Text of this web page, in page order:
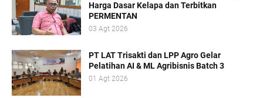
Harga Dasar Kelapa dan Terbitkan
PERMENTAN
03 Agt 2026
PT LAT Trisakti dan LPP Agro Gelar
Pelatihan AI & ML Agribisnis Batch 3
01 Agt 2026